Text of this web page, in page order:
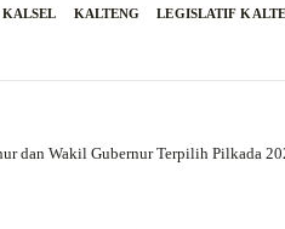
KALTENG LEGISLATIF
dan Wakil Gubernur Terpilih Pilkada